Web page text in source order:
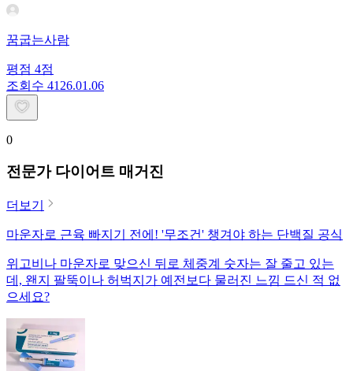
꿈굽는사람
평점 4점
조회수 41 26.01.06
0
전문가 다이어트 매거진
더보기
마운자로 근육 빠지기 전에! '무조건' 챙겨야 하는 단백질 공식
위고비나 마운자로 맞으신 뒤로 체중계 숫자는 잘 줄고 있는
데, 왠지 팔뚝이나 허벅지가 예전보다 물러진 느낌 드신 적 없
으세요?